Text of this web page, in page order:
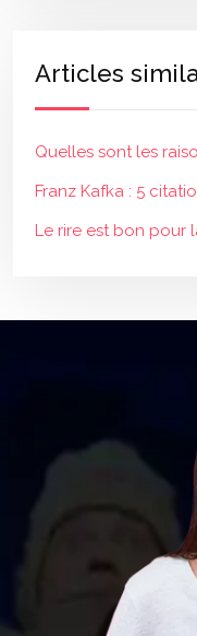
Articles
Quelles sont les
Franz Kafka : 5
Le rire est bon pour